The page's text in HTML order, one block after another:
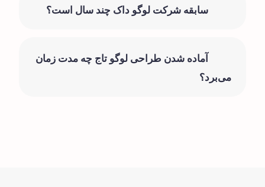
سابقه شرکت لوگو داک چند سال است؟
آماده شدن طراحی لوگو تاج چه مدت زمان